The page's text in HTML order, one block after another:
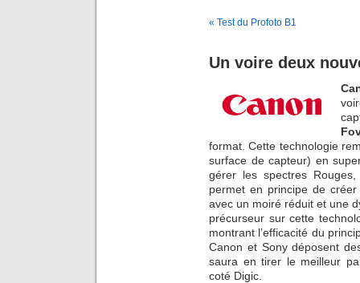
« Test du Profoto B1
Un voire deux
format. Cette technologie
surface de capteur) en
gérer les spectres
permet en principe de
avec un moiré réduit et une
précurseur sur cette
montrant l’efficacité du
Canon et Sony déposent
saura en tirer le meilleur
coté Digic.